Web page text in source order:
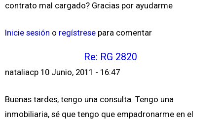
contrato mal cargado? Gracias por ayudarme
Inicie sesión o regístrese para comentar
Re: RG 2820
nataliacp 10 Junio, 2011 - 16:47
Buenas tardes, tengo una consulta. Tengo una
inmobiliaria, sé que tengo que empadronarme en el